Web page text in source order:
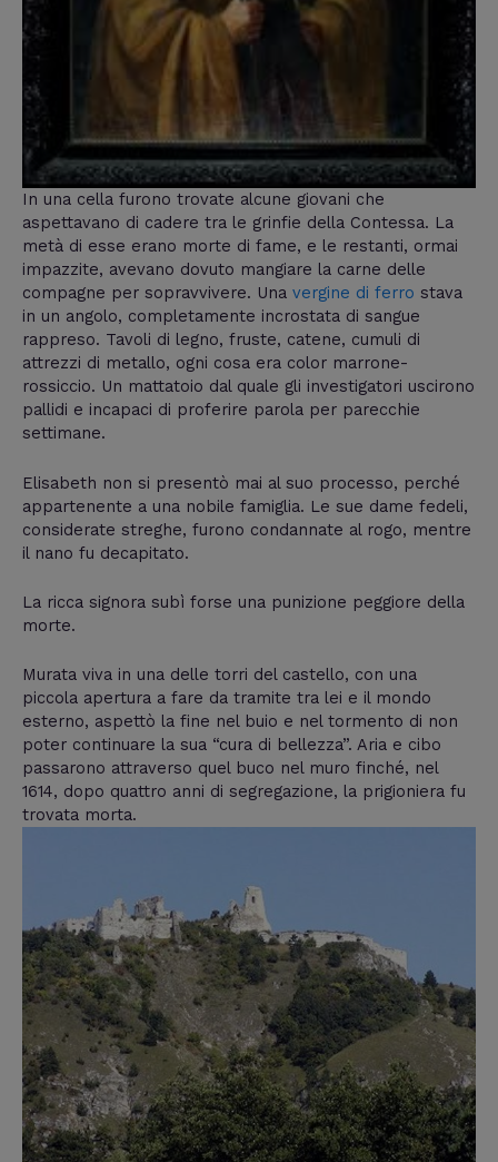
In una cella furono trovate alcune giovani che
aspettavano di cadere tra le grinfie della Contessa. La
metà di esse erano morte di fame, e le restanti, ormai
impazzite, avevano dovuto mangiare la carne delle
compagne per sopravvivere. Una vergine di ferro stava
in un angolo, completamente incrostata di sangue
rappreso. Tavoli di legno, fruste, catene, cumuli di
attrezzi di metallo, ogni cosa era color marrone-
rossiccio. Un mattatoio dal quale gli investigatori uscirono
pallidi e incapaci di proferire parola per parecchie
settimane.
Elisabeth non si presentò mai al suo processo, perché
appartenente a una nobile famiglia. Le sue dame fedeli,
considerate streghe, furono condannate al rogo, mentre
il nano fu decapitato.
La ricca signora subì forse una punizione peggiore della
morte.
Murata viva in una delle torri del castello, con una
piccola apertura a fare da tramite tra lei e il mondo
esterno, aspettò la fine nel buio e nel tormento di non
poter continuare la sua “cura di bellezza”. Aria e cibo
passarono attraverso quel buco nel muro finché, nel
1614, dopo quattro anni di segregazione, la prigioniera fu
trovata morta.